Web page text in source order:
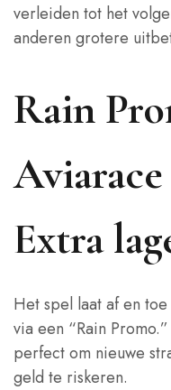
verleiden tot het
anderen grotere
Rain
Extra
Het spel laat af en
via een “Rain
perfect om nieuwe
geld te riskeren.